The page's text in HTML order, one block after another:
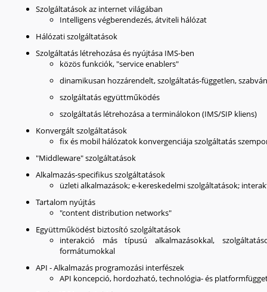
Szolgáltatások az internet világában
Intelligens végberendezés, átviteli hálózat
Hálózati szolgáltatások
Szolgáltatás létrehozása és nyújtása IMS-ben
közös funkciók, "service enablers"
dinamikusan hozzárendelt, szolgáltatás-független,
szolgáltatás együttműködés
szolgáltatás létrehozása a terminálokon (IMS/SIP kliens)
Konvergált szolgáltatások
fix és mobil hálózatok konvergenciája szolgáltatás
"Middleware" szolgáltatások
Alkalmazás-specifikus szolgáltatások
üzleti alkalmazások; e-kereskedelmi szolgáltatások;
Tartalom nyújtás
"content distribution networks"
Együttműködést biztosító szolgáltatások
interakció más típusú alkalmazásokkal,
formátumokkal
API - Alkalmazás programozási interfészek
API koncepció, hordozható, technológia- és